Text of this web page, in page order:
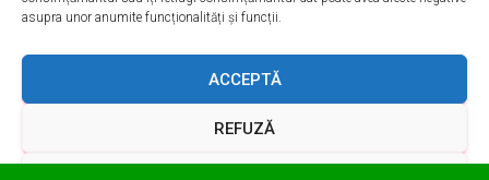
asupra unor anumite funcționalități și funcții.
ACCEPTĂ
REFUZĂ
DESPRE NOI SERVICII
GDPR TERMENI ȘI CONDIȚII